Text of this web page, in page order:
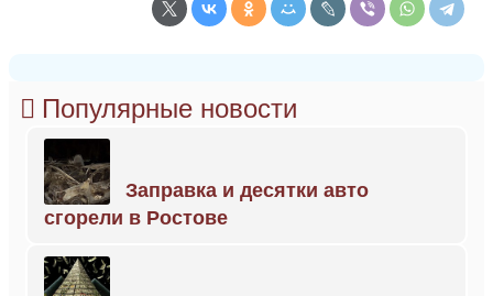
Популярные новости
Заправка и десятки авто
сгорели в Ростове